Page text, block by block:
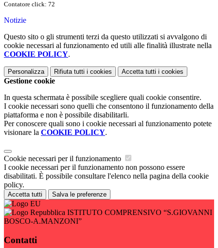
Contatore click: 72
Notizie
Questo sito o gli strumenti terzi da questo utilizzati si avvalgono di
cookie necessari al funzionamento ed utili alle finalità illustrate nella
COOKIE POLICY.
Personalizza Rifiuta tutti i cookies Accetta tutti i cookies
Gestione cookie
In questa schermata è possibile scegliere quali cookie consentire.
I cookie necessari sono quelli che consentono il funzionamento della
piattaforma e non è possibile disabilitarli.
Per conoscere quali sono i cookie necessari al funzionamento potete
visionare la COOKIE POLICY.
Cookie necessari per il funzionamento
I cookie necessari per il funzionamento non possono essere
disabilitati. È possibile consultare l'elenco nella pagina della cookie
policy.
Accetta tutti Salva le preferenze
ISTITUTO COMPRENSIVO “S.GIOVANNI
BOSCO-A.MANZONI”
Contatti